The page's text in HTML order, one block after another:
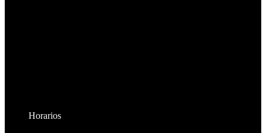
Horarios